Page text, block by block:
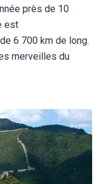
près de 10
est
6 700 km de long.
merveilles du